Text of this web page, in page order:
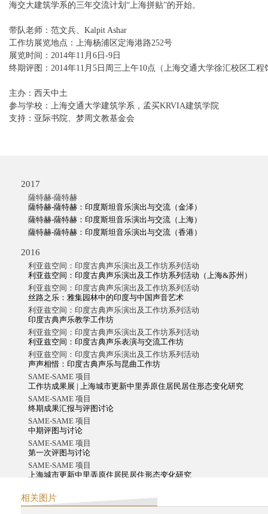
海交大建筑学系的三年交流计划“上海拼贴”的开始。
带队老师：范文兵、Kalpit Ashar
工作坊展览地点：上海杨浦区定海港路252号
展览时间：2014年11月6日-9日
终期评图：2014年11月5日周三上午10点（上海交通大学徐汇校区工程
主办：西天中土
参与学校：上海交通大学建筑学系，孟买KRVIA建筑学院
支持：亚际书院、梦周文教基金会
2017
薩特赫-薩特赫
薩特赫-薩特赫：印度斯坦音乐演出与交流（金泽）
薩特赫-薩特赫：印度斯坦音乐演出与交流（上海）
薩特赫-薩特赫：印度斯坦音乐演出与交流（香港）
2016
利亚兹空间：印度古典声乐演出及工作坊系列活动
利亚兹空间：印度古典声乐演出及工作坊系列活动（上海&苏州）
利亚兹空间：印度古典声乐演出及工作坊系列活动
丝路之乐：雅集园林中的印度与中国声音艺术
利亚兹空间：印度古典声乐演出及工作坊系列活动
印度古典声乐教学工作坊
利亚兹空间：印度古典声乐演出及工作坊系列活动
利亚兹空间：印度古典声乐表演与交流工作坊
利亚兹空间：印度古典声乐演出及工作坊系列活动
声声相惜：印度古典声乐与昆曲工作坊
SAME-SAME 项目
工作坊成果展 | 上海城市更新中里弄原住居民居住形态变化研究
SAME-SAME 项目
终期成果汇报与评图讨论
SAME-SAME 项目
中期评图与讨论
SAME-SAME 项目
第一次评图与讨论
SAME-SAME 项目
上海城市更新中里弄原住居民居住形态变化研究
阿米塔夫•高希上海圆桌会议
相关图片